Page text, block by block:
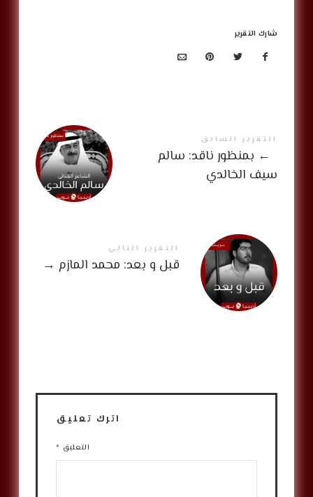
شارك التقرير
التقرير السابق
← بمنظور ناقد: سالم
سيف الخالدي
التقرير التالي
قبل و بعد: محمد المازم →
اترك تعليق
التعليق *